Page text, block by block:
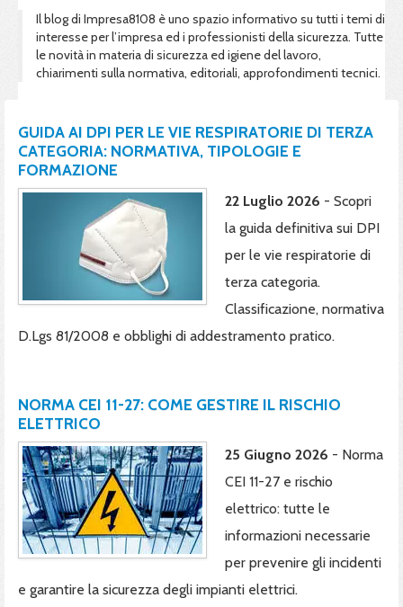
Il blog di Impresa8108 è uno spazio informativo su tutti i temi di
interesse per l’impresa ed i professionisti della sicurezza. Tutte
le novità in materia di sicurezza ed igiene del lavoro,
chiarimenti sulla normativa, editoriali, approfondimenti tecnici.
GUIDA AI DPI PER LE VIE RESPIRATORIE DI TERZA
CATEGORIA: NORMATIVA, TIPOLOGIE E
FORMAZIONE
22 Luglio 2026 - Scopri
la guida definitiva sui DPI
per le vie respiratorie di
terza categoria.
Classificazione, normativa
D.Lgs 81/2008 e obblighi di addestramento pratico.
NORMA CEI 11-27: COME GESTIRE IL RISCHIO
ELETTRICO
25 Giugno 2026 - Norma
CEI 11-27 e rischio
elettrico: tutte le
informazioni necessarie
per prevenire gli incidenti
e garantire la sicurezza degli impianti elettrici.